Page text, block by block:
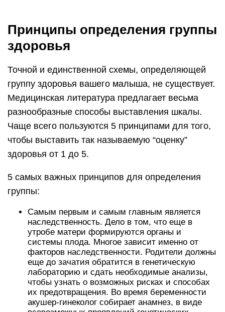
Принципы определения группы
здоровья
Точной и единственной схемы, определяющей
группу здоровья вашего малыша, не существует.
Медицинская литература предлагает весьма
разнообразные способы выставления шкалы.
Чаще всего пользуются 5 принципами для того,
чтобы выставить так называемую “оценку”
здоровья от 1 до 5.
5 самых важных принципов для определения
группы:
Самым первым и самым главным является
наследственность. Дело в том, что еще в
утробе матери формируются органы и
системы плода. Многое зависит именно от
факторов наследственности. Родители должны
еще до зачатия обратится в генетическую
лабораторию и сдать необходимые анализы,
чтобы узнать о возможных рисках и способах
их предотвращения. Во время беременности
акушер-гинеколог собирает анамнез, в виде